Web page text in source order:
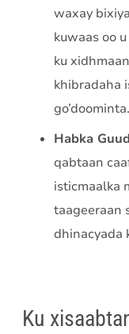
waxay
kuwaas oo
ku
khibradaha
go’doominta.
Habka
qabtaan
isticmaalka
taageeraan
dhinacyada
Ku